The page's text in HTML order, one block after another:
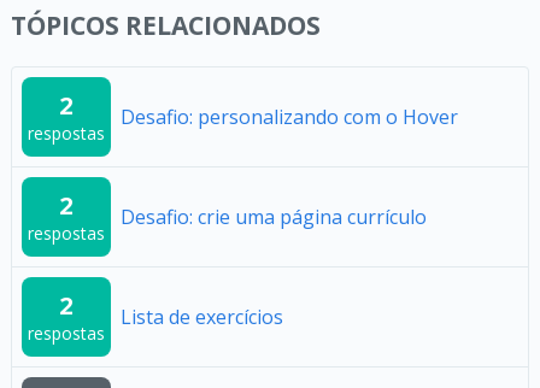
TÓPICOS RELACIONADOS
2
respostas
Desafio: personalizando com o Hover
2
respostas
Desafio: crie uma página currículo
2
respostas
Lista de exercícios